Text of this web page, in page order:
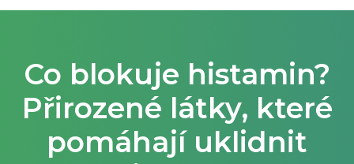
Co blokuje histamin?
Přirozené látky, které
pomáhají uklidnit